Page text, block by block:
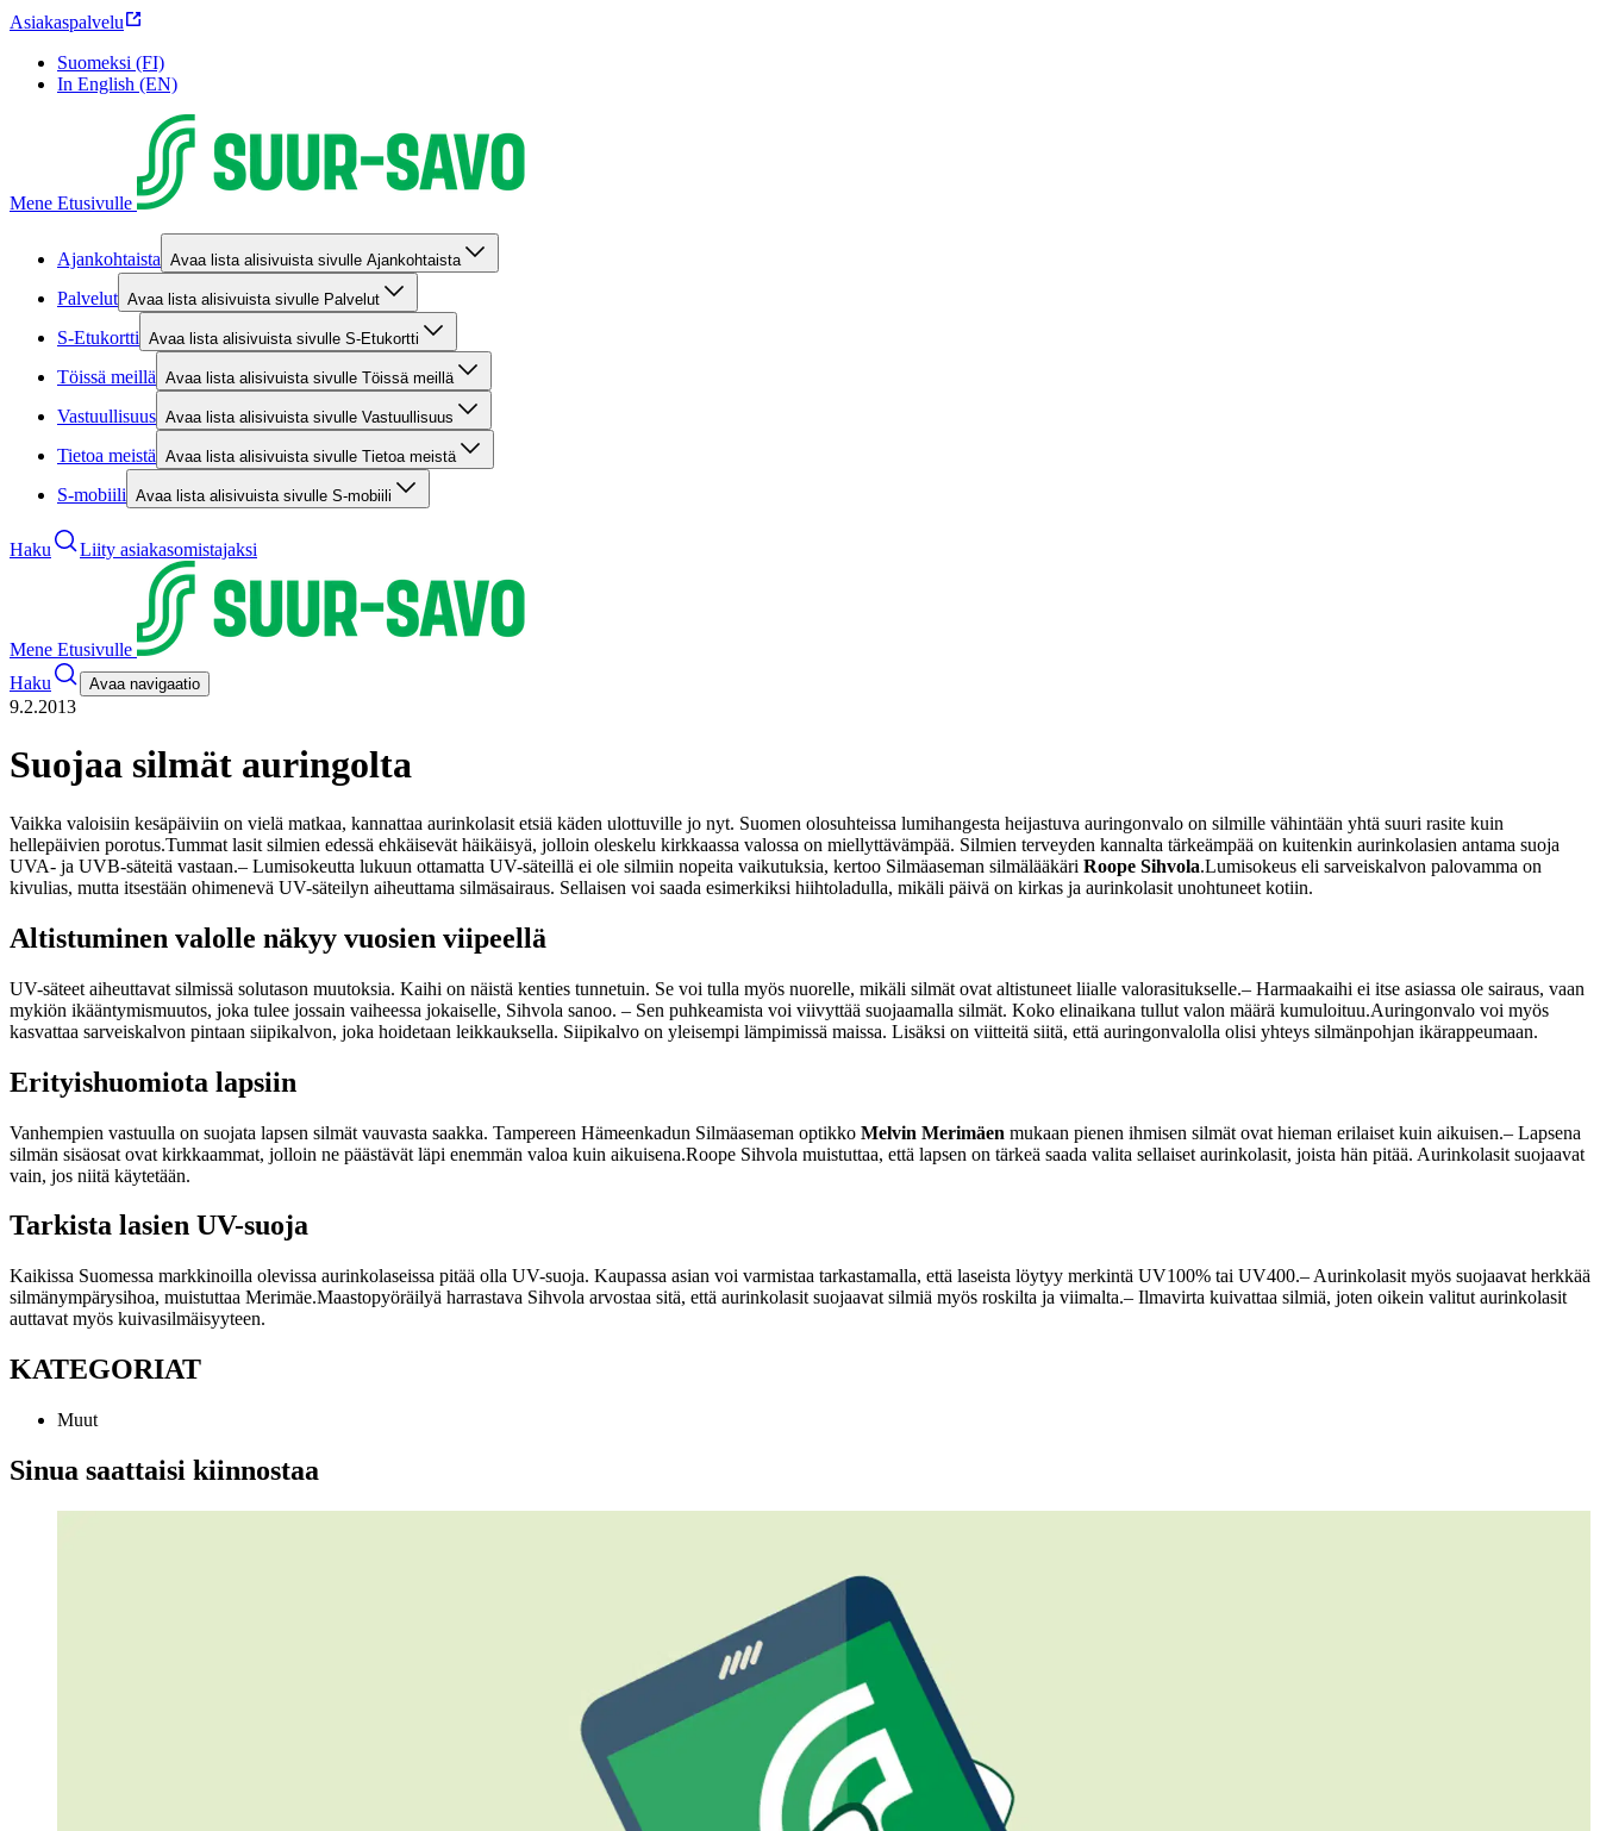
Asiakaspalvelu
Suomeksi (FI)
In English (EN)
Mene Etusivulle
Ajankohtaista Avaa lista alisivuista sivulle Ajankohtaista
Palvelut Avaa lista alisivuista sivulle Palvelut
S-Etukortti Avaa lista alisivuista sivulle S-Etukortti
Töissä meillä Avaa lista alisivuista sivulle Töissä meillä
Vastuullisuus Avaa lista alisivuista sivulle Vastuullisuus
Tietoa meistä Avaa lista alisivuista sivulle Tietoa meistä
S-mobiili Avaa lista alisivuista sivulle S-mobiili
Haku Liity asiakasomistajaksi
Mene Etusivulle
Haku
Avaa navigaatio
9.2.2013
Suojaa silmät auringolta
Vaikka valoisiin kesäpäiviin on vielä matkaa, kannattaa aurinkolasit etsiä käden ulottuville jo nyt. Suomen olosuhteissa lumihangesta heijastuva auringonvalo on silmille vähintään yhtä suuri rasite kuin
hellepäivien porotus.Tummat lasit silmien edessä ehkäisevät häikäisyä, jolloin oleskelu kirkkaassa valossa on miellyttävämpää. Silmien terveyden kannalta tärkeämpää on kuitenkin aurinkolasien antama suoja
UVA- ja UVB-säteitä vastaan.– Lumisokeutta lukuun ottamatta UV-säteillä ei ole silmiin nopeita vaikutuksia, kertoo Silmäaseman silmälääkäri Roope Sihvola.Lumisokeus eli sarveiskalvon palovamma on
kivulias, mutta itsestään ohimenevä UV-säteilyn aiheuttama silmäsairaus. Sellaisen voi saada esimerkiksi hiihtoladulla, mikäli päivä on kirkas ja aurinkolasit unohtuneet kotiin.
Altistuminen valolle näkyy vuosien viipeellä
UV-säteet aiheuttavat silmissä solutason muutoksia. Kaihi on näistä kenties tunnetuin. Se voi tulla myös nuorelle, mikäli silmät ovat altistuneet liialle valorasitukselle.– Harmaakaihi ei itse asiassa ole sairaus, vaan
mykiön ikääntymismuutos, joka tulee jossain vaiheessa jokaiselle, Sihvola sanoo. – Sen puhkeamista voi viivyttää suojaamalla silmät. Koko elinaikana tullut valon määrä kumuloituu.Auringonvalo voi myös
kasvattaa sarveiskalvon pintaan siipikalvon, joka hoidetaan leikkauksella. Siipikalvo on yleisempi lämpimissä maissa. Lisäksi on viitteitä siitä, että auringonvalolla olisi yhteys silmänpohjan ikärappeumaan.
Erityishuomiota lapsiin
Vanhempien vastuulla on suojata lapsen silmät vauvasta saakka. Tampereen Hämeenkadun Silmäaseman optikko Melvin Merimäen mukaan pienen ihmisen silmät ovat hieman erilaiset kuin aikuisen.– Lapsena
silmän sisäosat ovat kirkkaammat, jolloin ne päästävät läpi enemmän valoa kuin aikuisena.Roope Sihvola muistuttaa, että lapsen on tärkeä saada valita sellaiset aurinkolasit, joista hän pitää. Aurinkolasit suojaavat
vain, jos niitä käytetään.
Tarkista lasien UV-suoja
Kaikissa Suomessa markkinoilla olevissa aurinkolaseissa pitää olla UV-suoja. Kaupassa asian voi varmistaa tarkastamalla, että laseista löytyy merkintä UV100% tai UV400.– Aurinkolasit myös suojaavat herkkää
silmänympärysihoa, muistuttaa Merimäe.Maastopyöräilyä harrastava Sihvola arvostaa sitä, että aurinkolasit suojaavat silmiä myös roskilta ja viimalta.– Ilmavirta kuivattaa silmiä, joten oikein valitut aurinkolasit
auttavat myös kuivasilmäisyyteen.
KATEGORIAT
Muut
Sinua saattaisi kiinnostaa